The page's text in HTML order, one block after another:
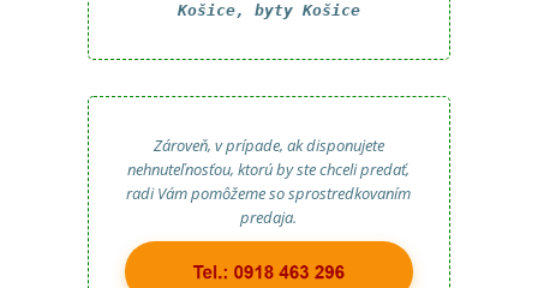
Košice, byty Košice
Zároveň, v prípade, ak disponujete
nehnuteľnosťou, ktorú by ste chceli predať,
radi Vám pomôžeme so sprostredkovaním
predaja.